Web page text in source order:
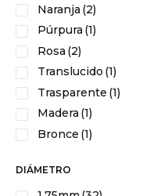
Naranja (2)
Púrpura (1)
Rosa (2)
Translucido (1)
Trasparente (1)
Madera (1)
Bronce (1)
DIÁMETRO